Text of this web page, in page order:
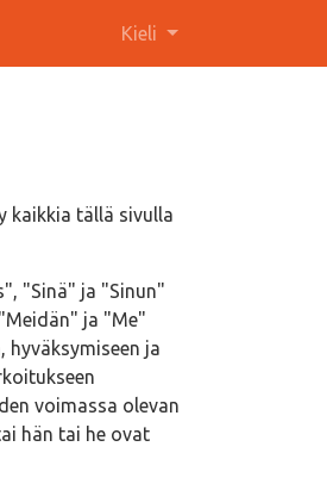
Kieli
kaikkia tällä sivulla
"Sinä" ja "Sinun"
ja "Me"
ja
voimassa olevan
hän tai he ovat